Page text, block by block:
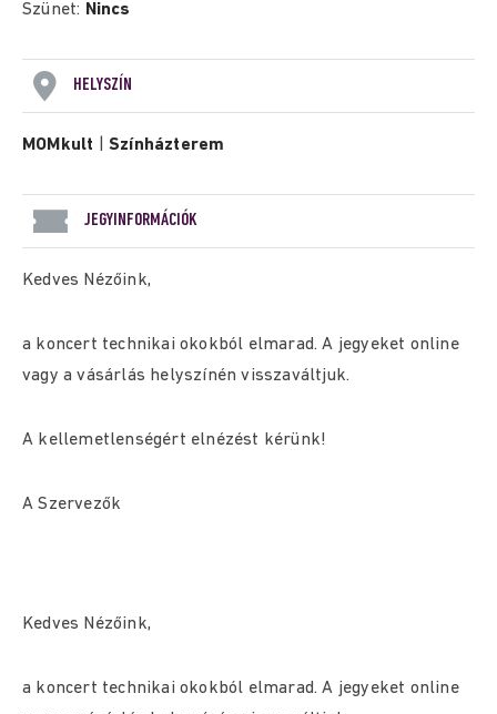
Szünet: Nincs
HELYSZÍN
MOMkult |Színházterem
JEGYINFORMÁCIÓK
Kedves Nézőink,
a koncert technikai okokból elmarad. A jegyeket online
vagy a vásárlás helyszínén visszaváltjuk.
A kellemetlenségért elnézést kérünk!
A Szervezők
Kedves Nézőink,
a koncert technikai okokból elmarad. A jegyeket online